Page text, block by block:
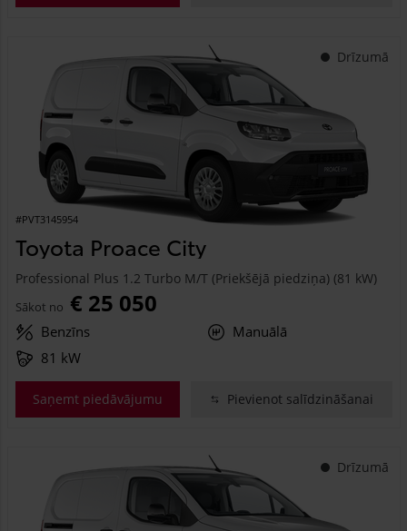
Drīzumā
#PVT3145954
Toyota Proace City
Professional Plus 1.2 Turbo M/T (Priekšējā piedziņa) (81 kW)
Sākot no € 25 050
Benzīns
Manuālā
81 kW
Saņemt piedāvājumu Pievienot salīdzināšanai
Drīzumā